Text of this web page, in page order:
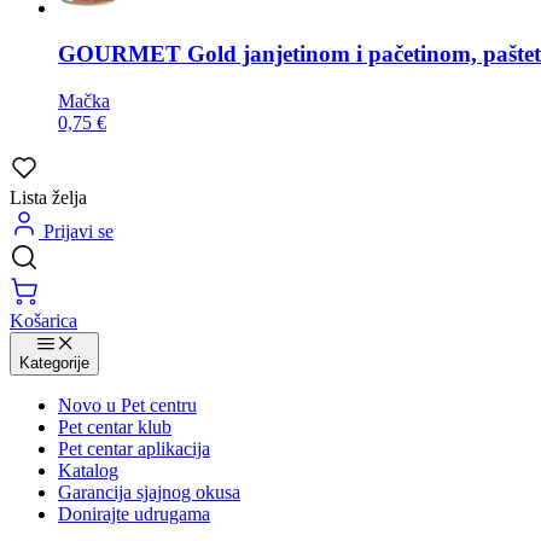
GOURMET Gold janjetinom i pačetinom,
Mačka
0,75 €
Lista želja
Prijavi se
Košarica
Kategorije
Novo u Pet centru
Pet centar klub
Pet centar aplikacija
Katalog
Garancija sjajnog okusa
Donirajte udrugama